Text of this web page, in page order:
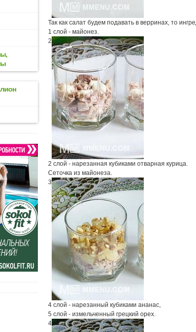
Так как салат будем подавать в верринах, то
1 слой - майонез.
2
2 слой - нарезанная кубиками отварная курица.
Сеточка из майонеза.
3
4 слой - нарезанный кубиками ананас,
5 слой - измельченный грецкий орех.
4